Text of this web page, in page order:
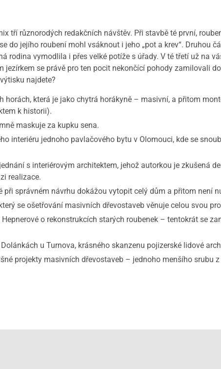
tří různorodých redakčních návštěv. Při stavbě té první,
do jejího roubení mohl vsáknout i jeho „pot a krev“. Druhou
rodina vymodlila i přes velké potíže s úřady. V té třetí už na
jezírkem se právě pro ten pocit nekončící pohody zamilovali
najdete?
která je jako chytrá horákyně – masivní, a přitom
k historii).
maskuje za kupku sena.
jednoho pavlačového bytu v Olomouci, kde se
s interiérovým architektem, jehož autorkou je zkušená
realizace.
správném návrhu dokážou vytopit celý dům a přitom není
se ošetřování masivních dřevostaveb věnuje celou svou
o rekonstrukcích starých roubenek – tentokrát se
u Turnova, krásného skanzenu pojizerské lidové
projekty masivních dřevostaveb – jednoho menšího srubu